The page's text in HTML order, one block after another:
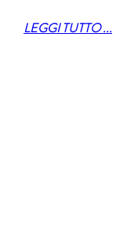
LEGGI TUTTO ...